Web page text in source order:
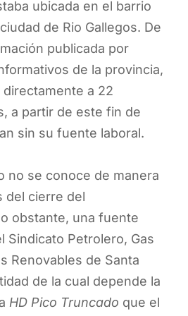
ubicada en el barrio
de Rio Gallegos. De
publicada por
de la provincia,
a 22
a partir de este fin de
sin su fuente laboral.
no se conoce de manera
del cierre del
obstante, una fuente
Sindicato Petrolero, Gas
Renovables de Santa
de la cual depende la
HD Pico Truncado que el